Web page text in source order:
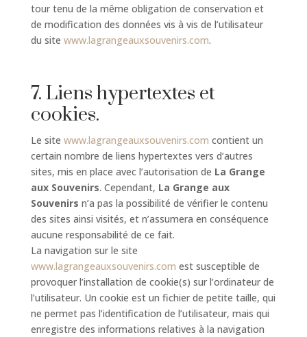
tour tenu de la même obligation de conservation et
de modification des données vis à vis de l’utilisateur
du site www.lagrangeauxsouvenirs.com.
7. Liens hypertextes et
cookies.
Le site www.lagrangeauxsouvenirs.com contient un
certain nombre de liens hypertextes vers d’autres
sites, mis en place avec l’autorisation de La Grange
aux Souvenirs. Cependant, La Grange aux
Souvenirs n’a pas la possibilité de vérifier le contenu
des sites ainsi visités, et n’assumera en conséquence
aucune responsabilité de ce fait.
La navigation sur le site
www.lagrangeauxsouvenirs.com est susceptible de
provoquer l’installation de cookie(s) sur l’ordinateur de
l’utilisateur. Un cookie est un fichier de petite taille, qui
ne permet pas l’identification de l’utilisateur, mais qui
enregistre des informations relatives à la navigation